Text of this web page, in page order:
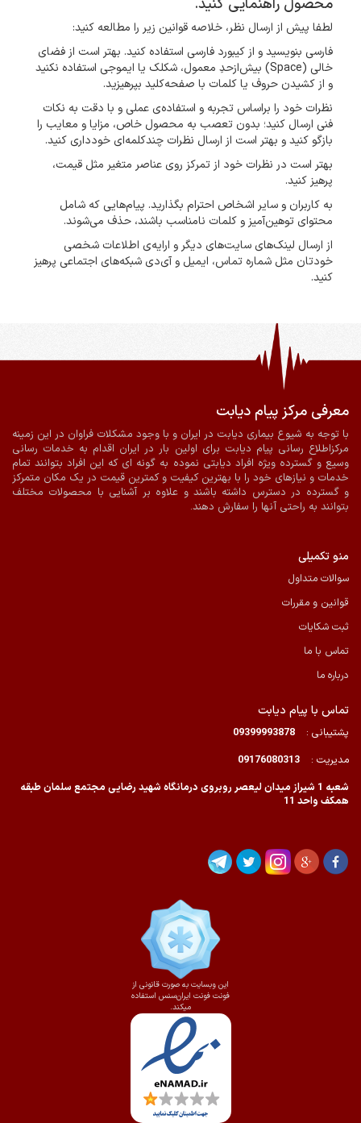
محصول راهنمایی کنید.
لطفا پیش از ارسال نظر، خلاصه قوانین زیر را مطالعه کنید:
فارسی بنویسید و از کیبورد فارسی استفاده کنید. بهتر است از فضای
خالی (Space) بیش‌از‌حدِ معمول، شکلک یا ایموجی استفاده نکنید
و از کشیدن حروف یا کلمات با صفحه‌کلید بپرهیزید.
نظرات خود را براساس تجربه و استفاده‌ی عملی و با دقت به نکات
فنی ارسال کنید؛ بدون تعصب به محصول خاص، مزایا و معایب را
بازگو کنید و بهتر است از ارسال نظرات چندکلمه‌‌ای خودداری کنید.
بهتر است در نظرات خود از تمرکز روی عناصر متغیر مثل قیمت،
پرهیز کنید.
به کاربران و سایر اشخاص احترام بگذارید. پیام‌هایی که شامل
محتوای توهین‌آمیز و کلمات نامناسب باشند، حذف می‌شوند.
از ارسال لینک‌های سایت‌های دیگر و ارایه‌ی اطلاعات شخصی
خودتان مثل شماره تماس، ایمیل و آی‌دی شبکه‌های اجتماعی پرهیز
کنید.
پرداخت آنلاین ارسال با پیک در شیراز
معرفی مرکز پیام دیابت
با توجه به شیوع بیماری دیابت در ایران و با وجود مشکلات فراوان در این زمینه
مرکزاطلاع رسانی پیام دیابت برای اولین بار در ایران اقدام به خدمات رسانی
وسیع و گسترده ویژه افراد دیابتی نموده به گونه ای که این افراد بتوانند تمام
خدمات و نیازهای خود را با بهترین کیفیت و کمترین قیمت در یک مکان متمرکز
و گسترده در دسترس داشته باشند و علاوه بر آشنایی با محصولات مختلف
بتوانند به راحتی آنها را سفارش دهند.
منو تکمیلی
سوالات متداول
قوانین و مقررات
ثبت شکایات
تماس با ما
درباره ما
تماس با پیام دیابت
پشتیبانی :
09399993878
مدیریت :
09176080313
شعبه 1 شیراز میدان لیعصر روبروی درمانگاه شهید رضایی مجتمع سلمان طبقه
همکف واحد 11
این وبسایت به صورت قانونی از
فونت فونت ایران‌سنس استفاده
میکند.